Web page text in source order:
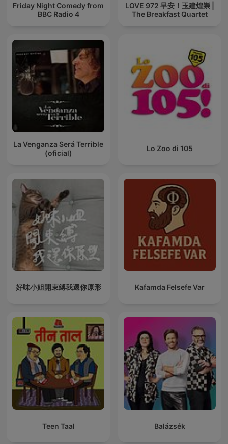
Friday Night Comedy from
BBC Radio 4
LOVE 972 早安！玉建煌崇 |
The Breakfast Quartet
La Venganza Será Terrible
(oficial)
Lo Zoo di 105
好味小姐開束縛我還你原形 Kafamda Felsefe Var
Teen Taal Balázsék